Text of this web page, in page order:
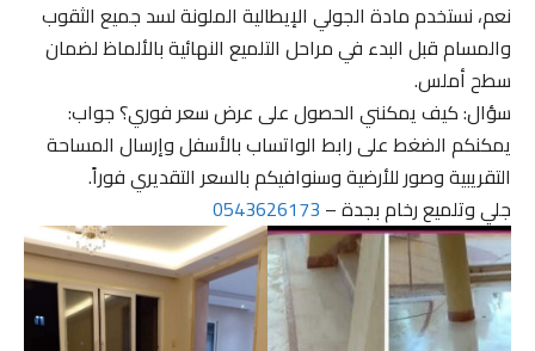
نعم، نستخدم مادة الجولي الإيطالية الملونة لسد جميع الثقوب
والمسام قبل البدء في مراحل التلميع النهائية بالألماظ لضمان
سطح أملس.
سؤال: كيف يمكنني الحصول على عرض سعر فوري؟ جواب:
يمكنكم الضغط على رابط الواتساب بالأسفل وإرسال المساحة
التقريبية وصور للأرضية وسنوافيكم بالسعر التقديري فوراً.
جلي وتلميع رخام بجدة –0543626173